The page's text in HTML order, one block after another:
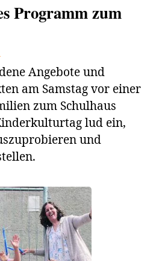
Programm zum
Angebote und
am Samstag vor einer
zum Schulhaus
lud ein,
und